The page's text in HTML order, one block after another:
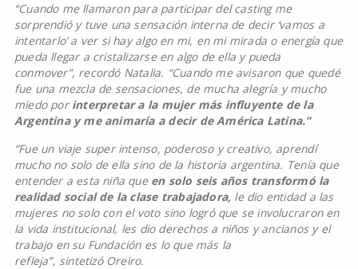
“Cuando me llamaron para participar del casting me
sorprendió y tuve una sensación interna de decir ‘vamos a
intentarlo’ a ver si hay algo en mi, en mi mirada o energía que
pueda llegar a cristalizarse en algo de ella y pueda
conmover”, recordó Natalia. “Cuando me avisaron que quedé
fue una mezcla de sensaciones, de mucha alegría y mucho
miedo por interpretar a la mujer más influyente de la
Argentina y me animaría a decir de América Latina.”
“Fue un viaje super intenso, poderoso y creativo, aprendí
mucho no solo de ella sino de la historia argentina. Tenía que
entender a esta niña queen solo seis años transformó la
realidad social de la clase trabajadora, le dio entidad a las
mujeres no solo con el voto sino logró que se involucraron en
la vida institucional, les dio derechos a niños y ancianos y el
trabajo en su Fundación es lo que más la
refleja”, sintetizó Oreiro.